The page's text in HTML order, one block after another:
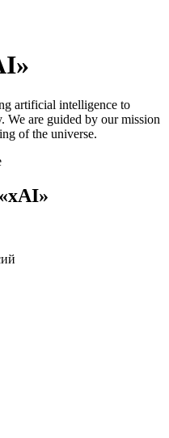
artificial intelligence to
We are guided by our mission
of the universe.